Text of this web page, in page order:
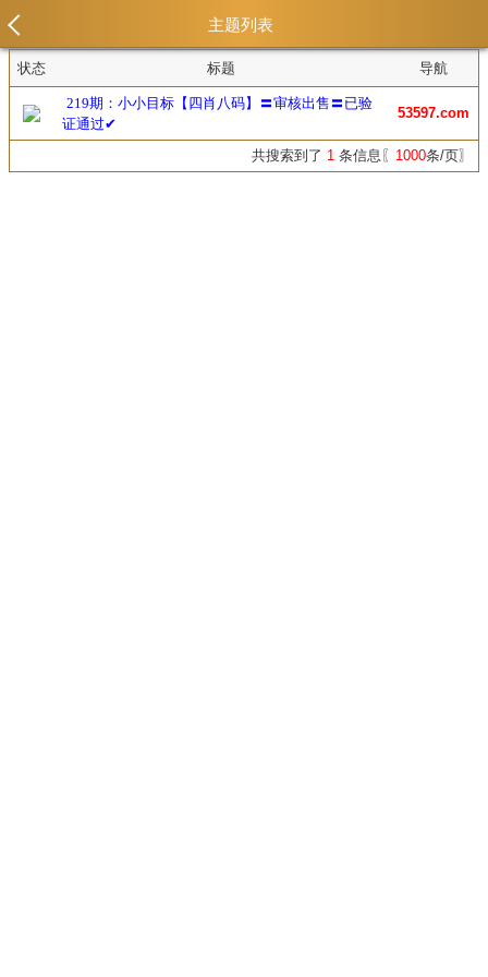
主题列表
状态 标题 导航
219期：小小目标【四肖八码】〓审核出售〓已验
证通过✔
53597.com
共搜索到了 1 条信息〖 1000条/页〗